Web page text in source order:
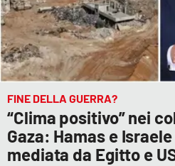
FINE DELLA GUERRA?
“Clima positivo” nei
Gaza: Hamas e
mediata da Egitto e